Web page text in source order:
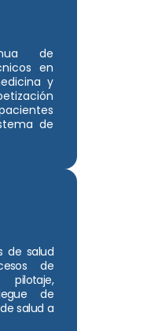
de
en
y
de
de salud
de
pilotaje,
de
salud a